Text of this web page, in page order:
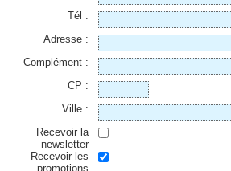
Tél :
Adresse :
Complément :
CP :
Ville :
Recevoir la
newsletter
Recevoir les
promotions